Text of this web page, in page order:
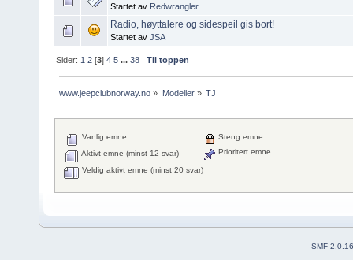
Startet av Redwrangler
Radio, høyttalere og sidespeil gis bort!
Startet av JSA
Sider: 1 2 [3]4 5 ...38 Til toppen
www.jeepclubnorway.no » Modeller» TJ
Vanlig emne
Aktivt emne (minst 12 svar)
Veldig aktivt emne (minst 20 svar)
Steng emne
Prioritert emne
SMF 2.0.16